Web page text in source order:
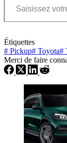
Étiquettes
# Pickup# Toyota#
Merci de faire